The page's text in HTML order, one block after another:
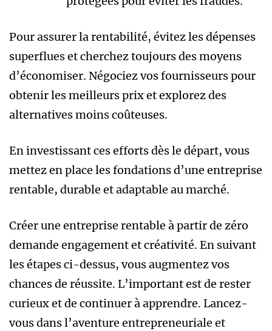
Pour assurer la rentabilité, évitez les dépenses
superflues et cherchez toujours des moyens
d’économiser. Négociez vos fournisseurs pour
obtenir les meilleurs prix et explorez des
alternatives moins coûteuses.
En investissant ces efforts dès le départ, vous
mettez en place les fondations d’une entreprise
rentable, durable et adaptable au marché.
Créer une entreprise rentable à partir de zéro
demande engagement et créativité. En suivant
les étapes ci-dessus, vous augmentez vos
chances de réussite. L’important est de rester
curieux et de continuer à apprendre. Lancez-
vous dans l’aventure entrepreneuriale et